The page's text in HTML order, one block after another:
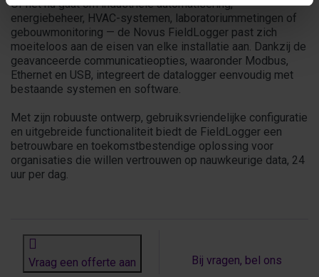
Of het nu gaat om industriële automatisering,
energiebeheer, HVAC-systemen, laboratoriummetingen of
gebouwmonitoring — de Novus FieldLogger past zich
moeiteloos aan de eisen van elke installatie aan. Dankzij de
geavanceerde communicatieopties, waaronder Modbus,
Ethernet en USB, integreert de datalogger eenvoudig met
bestaande systemen en software.
Met zijn robuuste ontwerp, gebruiksvriendelijke configuratie
en uitgebreide functionaliteit biedt de FieldLogger een
betrouwbare en toekomstbestendige oplossing voor
organisaties die willen vertrouwen op nauwkeurige data, 24
uur per dag.
Vraag een offerte aan Bij vragen, bel ons